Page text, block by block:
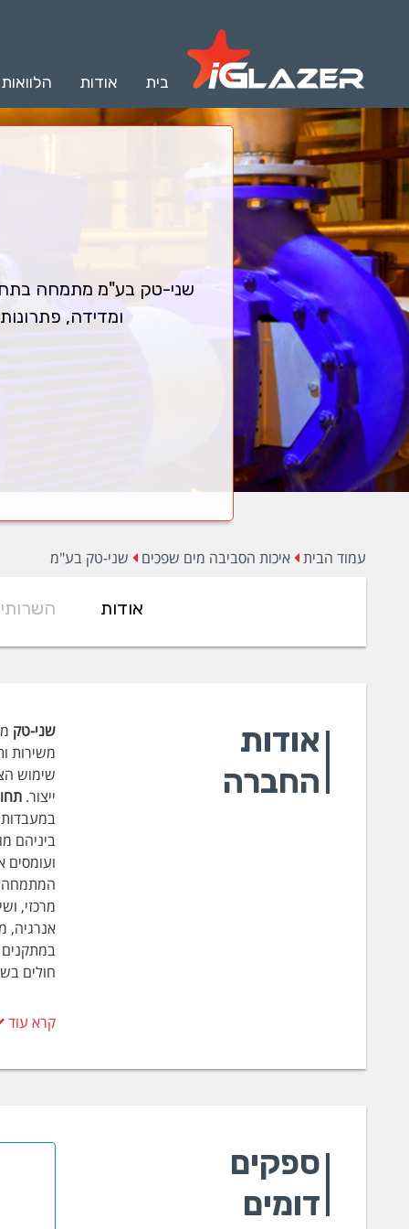
בית אודות
שני-טק בע"מ מתמחה
ומדידה,
עמוד הבית איכות הסביבה מים שפכים שני-טק בע"מ
אודות
אודות
החברה
שני-טק
משירות
שימוש
ייצור.
ביניהם
ועומסים
המתמחה
מרכזי,
אנרגיה,
במתקנים
חולים
ציוד
קרא עוד
ספקים
דומים